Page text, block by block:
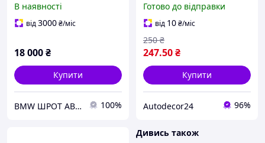
В наявності
від3000₴/міс
18 000₴
Купити
BMW ШРОТ АВТОРОЗБІР Тисмениця 100%
Series / 2 Series, 7288752
значок бмв Чорно-Білий
Готово до відправки
від 10₴/міс
247.50₴
250 ₴
Купити
Autodecor24 96%
Дивись також